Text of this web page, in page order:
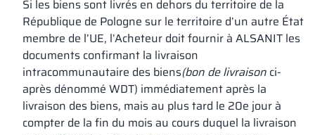
Si les biens sont livrés en dehors du territoire de la
République de Pologne sur le territoire d’un autre État
membre de l’UE, l’Acheteur doit fournir à ALSANIT les
documents confirmant la livraison
intracommunautaire des biens(bon de livraison ci-
après dénommé WDT) immédiatement après la
livraison des biens, mais au plus tard le 20e jour à
compter de la fin du mois au cours duquel la livraison